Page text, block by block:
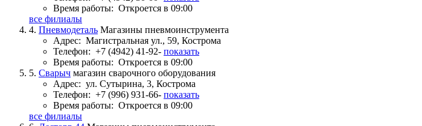
Время работы: Откроется в 09:00
все филиалы
4. Пневмодеталь Магазины пневмоинструмента
Адрес: Магистральная ул., 59, Кострома
Телефон: +7 (4942) 41-92- показать
Время работы: Откроется в 09:00
5. Сварыч магазин сварочного оборудования
Адрес: ул. Сутырина, 3, Кострома
Телефон: +7 (996) 931-66- показать
Время работы: Откроется в 09:00
все филиалы